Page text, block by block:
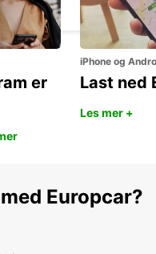
er
iPhone og
Last ned
Les mer +
Europcar?